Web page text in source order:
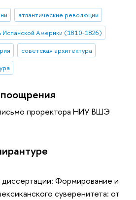
атлантические революции
Испанской Америки (1810-1826)
советская архитектура
проректора НИУ ВШЭ
Формирование и
суверенитета: от